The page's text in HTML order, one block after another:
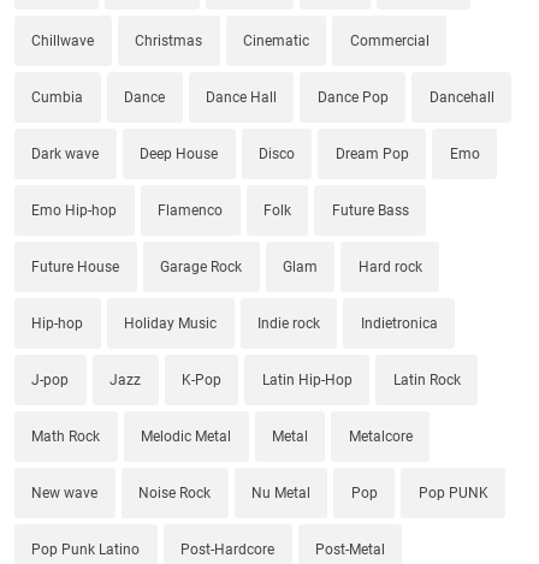
Chillwave Christmas Cinematic Commercial
Cumbia Dance Dance Hall Dance Pop Dancehall
Dark wave Deep House Disco Dream Pop Emo
Emo Hip-hop Flamenco Folk Future Bass
Future House Garage Rock Glam Hard rock
Hip-hop Holiday Music Indie rock Indietronica
J-pop Jazz K-Pop Latin Hip-Hop Latin Rock
Math Rock Melodic Metal Metal Metalcore
New wave Noise Rock Nu Metal Pop Pop PUNK
Pop Punk Latino Post-Hardcore Post-Metal